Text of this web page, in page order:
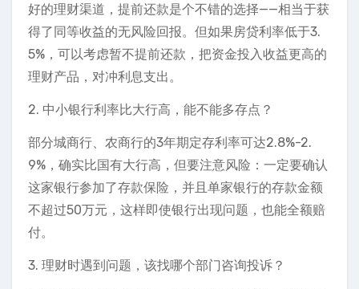
好的理财渠道，提前还款是个不错的选择——相当于获
得了同等收益的无风险回报。但如果房贷利率低于3.
5%，可以考虑暂不提前还款，把资金投入收益更高的
理财产品，对冲利息支出。
2. 中小银行利率比大行高，能不能多存点？
部分城商行、农商行的3年期定存利率可达2.8%-2.
9%，确实比国有大行高，但要注意风险：一定要确认
这家银行参加了存款保险，并且单家银行的存款金额
不超过50万元，这样即使银行出现问题，也能全额赔
付。
3. 理财时遇到问题，该找哪个部门咨询投诉？